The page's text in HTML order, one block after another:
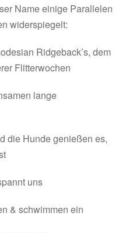
Name einige Parallelen
widerspiegelt:
Ridgeback’s, dem
Flitterwochen
lange
die Hunde genießen es,
uns
& schwimmen ein